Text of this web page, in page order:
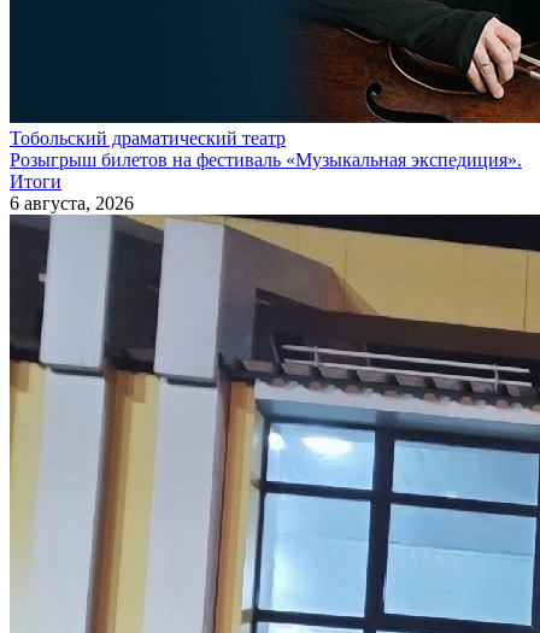
Тобольский драматический театр
Розыгрыш билетов на фестиваль «Музыкальная экспедиция».
Итоги
6 августа, 2026